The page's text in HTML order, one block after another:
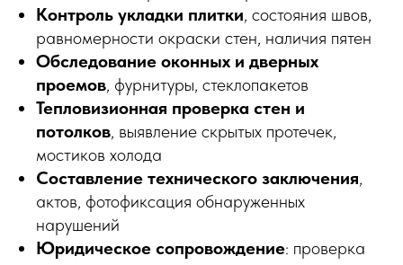
Контроль укладки плитки, состояния швов,
равномерности окраски стен, наличия пятен
Обследование оконных и дверных
проемов, фурнитуры, стеклопакетов
Тепловизионная проверка стен и
потолков, выявление скрытых протечек,
мостиков холода
Составление технического заключения,
актов, фотофиксация обнаруженных
нарушений
Юридическое сопровождение: проверка